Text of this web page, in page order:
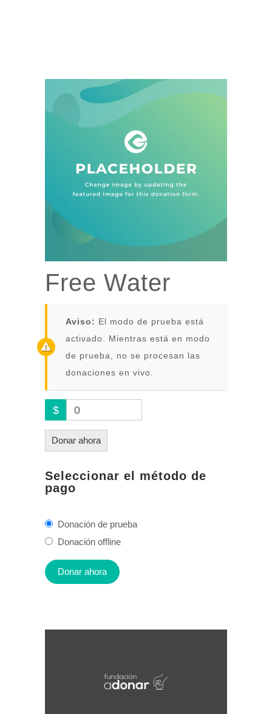
Free Water
Aviso: El modo de prueba está
activado. Mientras está en modo
de prueba, no se procesan las
donaciones en vivo.
$ 0
Donar ahora
Seleccionar el método de
pago
Donación de prueba
Donación offline